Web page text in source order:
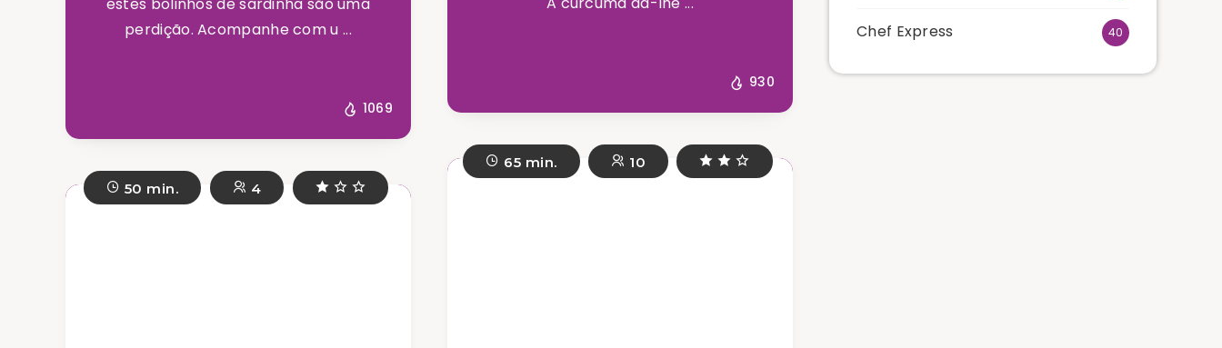
estes bolinhos de sardinha são uma
perdição. Acompanhe com u ...
1069
930
50 min. 4
65 min. 10
Chef Express 40